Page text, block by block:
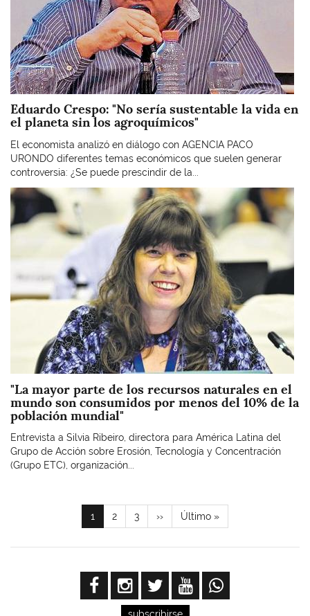
Eduardo Crespo: "No sería sustentable la vida en
el planeta sin los agroquímicos"
El economista analizó en diálogo con AGENCIA PACO
URONDO diferentes temas económicos que suelen generar
controversia: ¿Se puede prescindir de la...
Imagen
"La mayor parte de los recursos naturales en el
mundo son consumidos por menos del 10% de la
población mundial"
Entrevista a Silvia Ribeiro, directora para América Latina del
Grupo de Acción sobre Erosión, Tecnología y Concentración
(Grupo ETC), organización...
Página
actual
1 Page
2 Page
3
Siguiente
página
››
Última
página
Último »